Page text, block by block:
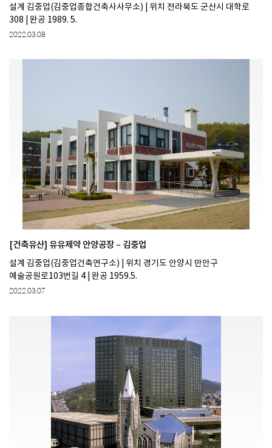
설계 김중업(김중업종합건축사사무소) | 위치 전라북도 군산시 대학로
308 | 완공 1989. 5.
2022.03.08
[건축유산] 유유제약 안양공장 ‒ 김중업
설계 김중업(김중업건축연구소) | 위치 경기도 안양시 만안구
예술공원로103번길 4 | 완공 1959.5.
2022.03.07